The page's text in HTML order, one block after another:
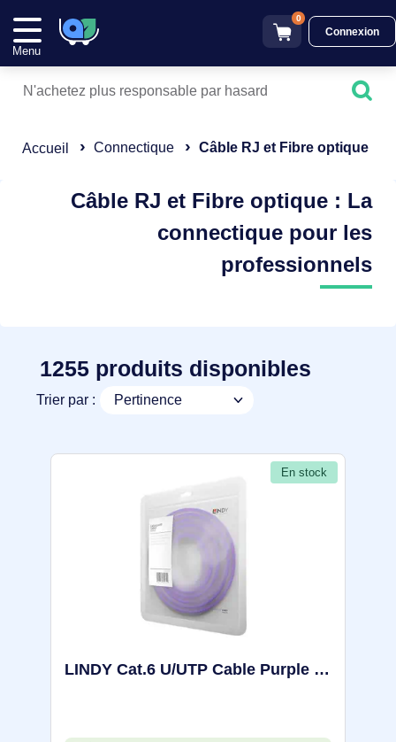
Menu
0
Connexion
Accueil Connectique Câble RJ et Fibre optique
Câble RJ et Fibre optique : La
connectique pour les
professionnels
1255 produits disponibles
Trier par :
En stock
LINDY Cat.6 U/UTP Cable Purple 5m Colour Code ANSI/TIA 568C - 48125